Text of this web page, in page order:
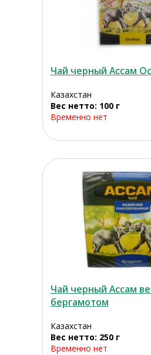
Чай черный Ассам
Казахстан
Вес нетто: 100 г
Временно нет
Чай черный Ассам
бергамотом
Казахстан
Вес нетто: 250 г
Временно нет